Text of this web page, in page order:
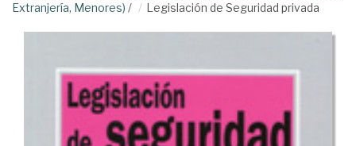
Extranjería, Menores) / Legislación de Seguridad privada